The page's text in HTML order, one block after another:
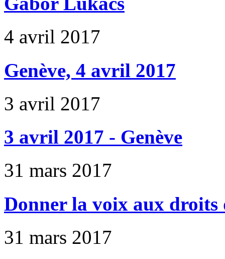
4 avril 2017
Genève, 4 avril 2017
3 avril 2017
3 avril 2017 - Genève
31 mars 2017
Donner la voix aux droits
31 mars 2017